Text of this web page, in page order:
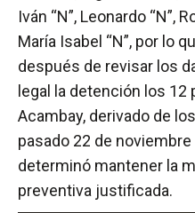
Iván “N”, Leonardo “N”,
María Isabel “N”, por lo
después de revisar los
legal la detención los
Acambay, derivado de
pasado 22 de
determinó mantener la
preventiva justificada.